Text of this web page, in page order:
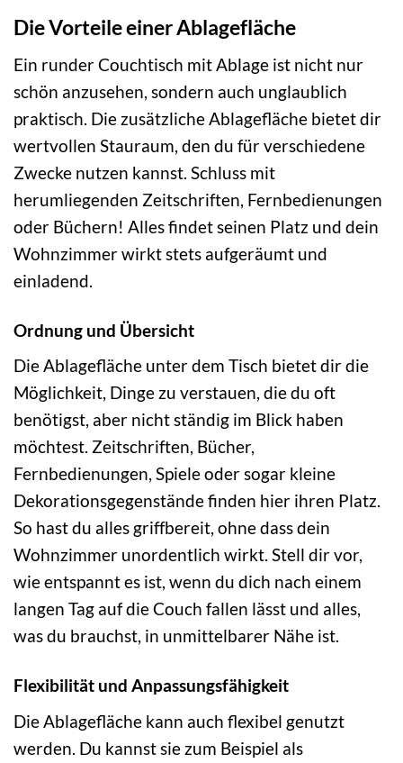
Die Vorteile einer Ablagefläche
Ein runder Couchtisch mit Ablage ist nicht nur
schön anzusehen, sondern auch unglaublich
praktisch. Die zusätzliche Ablagefläche bietet dir
wertvollen Stauraum, den du für verschiedene
Zwecke nutzen kannst. Schluss mit
herumliegenden Zeitschriften, Fernbedienungen
oder Büchern! Alles findet seinen Platz und dein
Wohnzimmer wirkt stets aufgeräumt und
einladend.
Ordnung und Übersicht
Die Ablagefläche unter dem Tisch bietet dir die
Möglichkeit, Dinge zu verstauen, die du oft
benötigst, aber nicht ständig im Blick haben
möchtest. Zeitschriften, Bücher,
Fernbedienungen, Spiele oder sogar kleine
Dekorationsgegenstände finden hier ihren Platz.
So hast du alles griffbereit, ohne dass dein
Wohnzimmer unordentlich wirkt. Stell dir vor,
wie entspannt es ist, wenn du dich nach einem
langen Tag auf die Couch fallen lässt und alles,
was du brauchst, in unmittelbarer Nähe ist.
Flexibilität und Anpassungsfähigkeit
Die Ablagefläche kann auch flexibel genutzt
werden. Du kannst sie zum Beispiel als